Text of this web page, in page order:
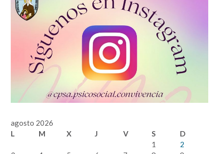
agosto 2026
L
M X J V S
D
1
2